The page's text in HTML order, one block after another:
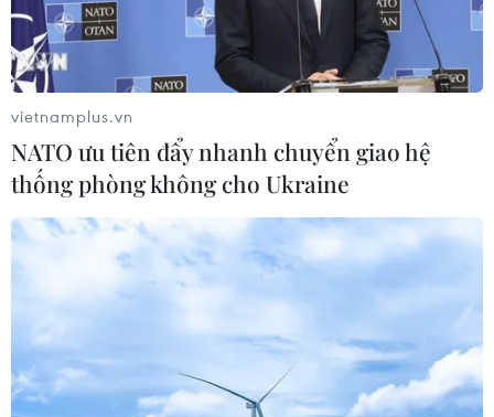
Tiếp tục kiểm soát người ra, vào TP.HCM,
Bình Dương, Đồng Nai, Long An
30/09/2021 11:47
Thủ tướng yêu cầu tiếp tục thực hiện nghiêm việc kiểm
soát người ra vào TP.HCM, Bình Dương, Đồng Nai, Long
An. Việc đưa đón người ra, vào "Khu vực" phải được
thống nhất, tổ chức an toàn, chu đáo.
vietnamplus.vn
NATO ưu tiên đẩy nhanh chuyển giao hệ
thống phòng không cho Ukraine